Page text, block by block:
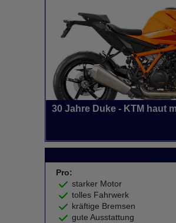
30 Jahre Duke - KTM haut
Pro:
starker Motor
tolles Fahrwerk
kräftige Bremsen
gute Ausstattung